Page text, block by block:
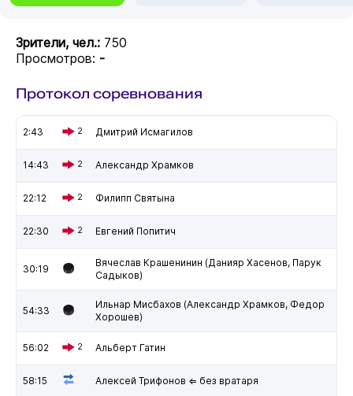
Зрители, чел.: 750
Просмотров: -
Протокол соревнования
2:43 2 Дмитрий Исмагилов
14:43 2 Александр Храмков
22:12 2 Филипп Святына
22:30 2 Евгений Попитич
30:19
Вячеслав Крашенинин (Данияр Хасенов, Парук
Садыков)
54:33
Ильнар Мисбахов (Александр Храмков, Федор
Хорошев)
56:02 2 Альберт Гатин
58:15 Алексей Трифонов ⇐ без вратаря